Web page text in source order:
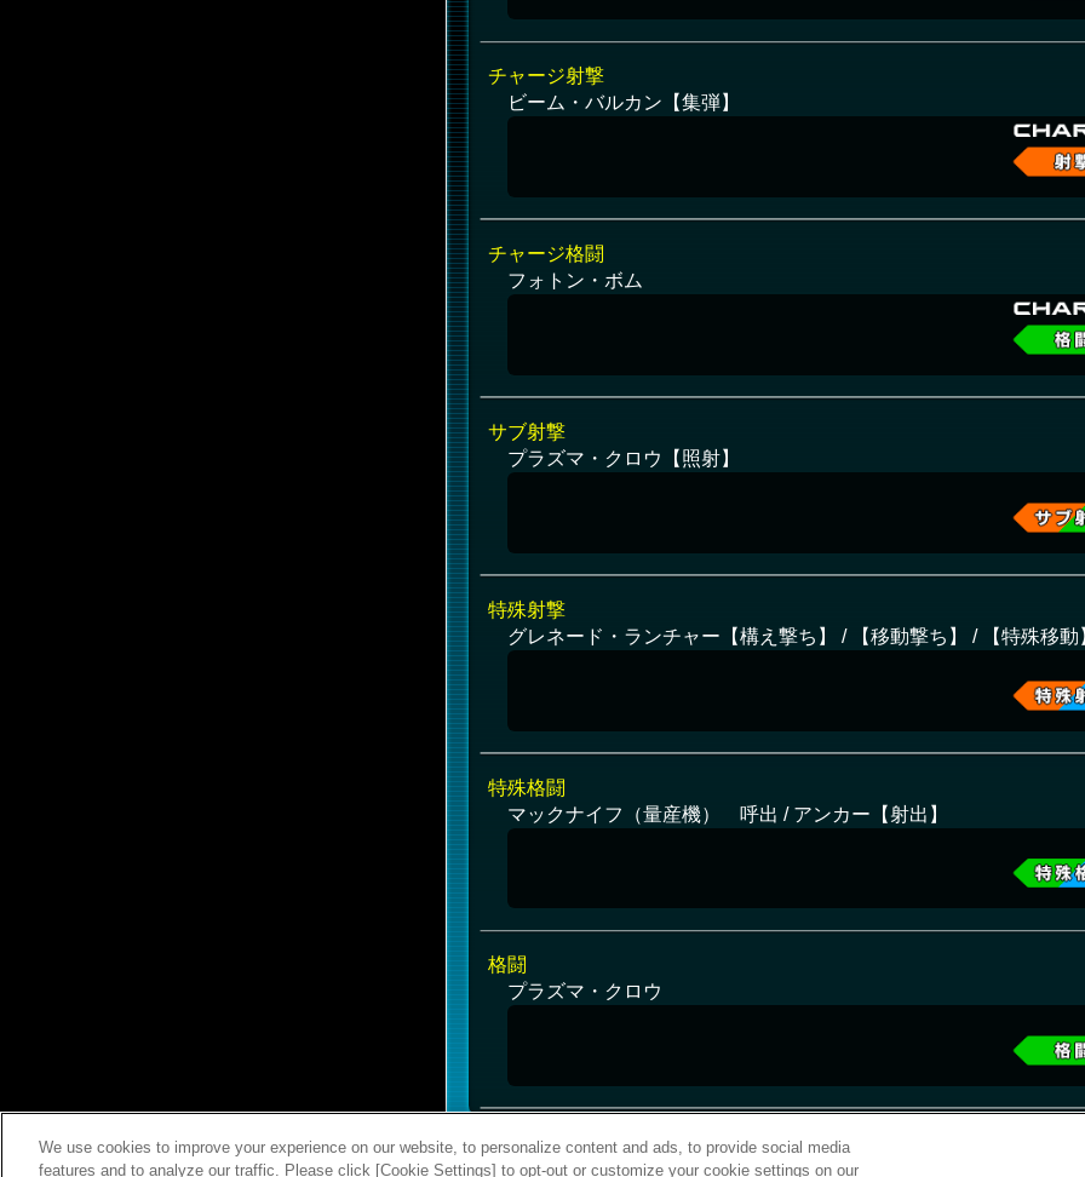
チャージ射撃
ビーム・バルカン【集弾】
チャージ格闘
フォトン・ボム
サブ射撃
プラズマ・クロウ【照射】
特殊射撃
グレネード・ランチャー【構え撃ち】 / 【移動撃ち】 / 【特殊移動
特殊格闘
マックナイフ（量産機） 呼出 / アンカー【射出】
格闘
プラズマ・クロウ
We use cookies to improve your experience on our website, to personalize content and ads, to provide social media
features and to analyze our traffic. Please click [Cookie Settings] to opt-out or customize your cookie settings on our